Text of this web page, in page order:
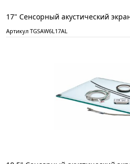
17" Сенсорный акустический
Артикул TGSAW6L17AL